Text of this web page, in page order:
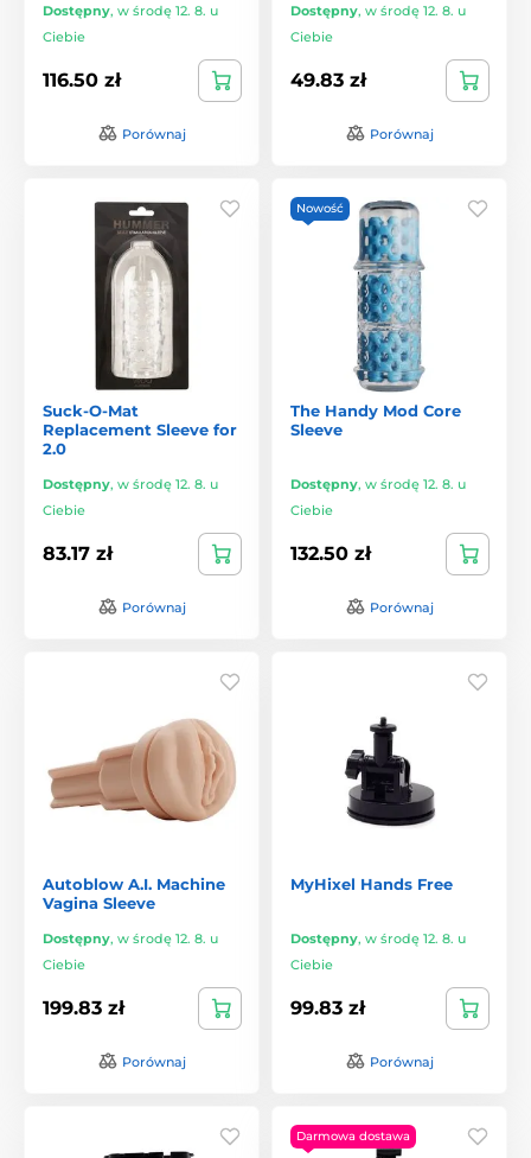
Dostępny, w środę 12. 8. u
Ciebie
116.50 zł
Porównaj
Dostępny, w środę 12. 8. u
Ciebie
49.83 zł
Porównaj
Suck-O-Mat
Replacement Sleeve for
2.0
Dostępny, w środę 12. 8. u
Ciebie
83.17 zł
Porównaj
Nowość
The Handy Mod Core
Sleeve
Dostępny, w środę 12. 8. u
Ciebie
132.50 zł
Porównaj
Autoblow A.I. Machine
Vagina Sleeve
Dostępny, w środę 12. 8. u
Ciebie
199.83 zł
Porównaj
MyHixel Hands Free
Dostępny, w środę 12. 8. u
Ciebie
99.83 zł
Porównaj
Darmowa dostawa